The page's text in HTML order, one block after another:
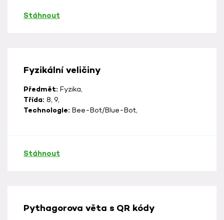
Stáhnout
Fyzikální veličiny
Předmět: Fyzika,
Třída: 8, 9,
Technologie: Bee-Bot/Blue-Bot,
Stáhnout
Pythagorova věta s QR kódy